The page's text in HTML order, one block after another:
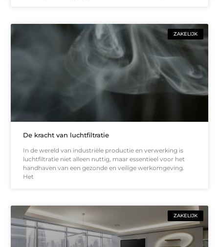
ZAKELIJK
De kracht van luchtfiltratie
In de wereld van industriële productie en verwerking is
luchtfiltratie niet alleen nuttig, maar essentieel voor het
handhaven van een gezonde en veilige werkomgeving.
Het
ZAKELIJK